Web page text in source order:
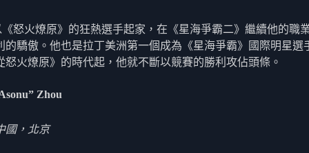
《怒火燎原》的狂熱選手起家，在《星海爭霸二》繼續他的職
的驕傲。他也是拉丁美洲第一個成為《星海爭霸》國際明星選
怒火燎原》的時代起，他就不斷以競賽的勝利攻佔頭條。
Zhou
國，北京